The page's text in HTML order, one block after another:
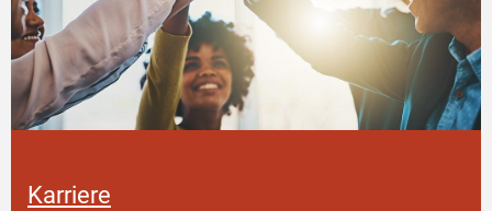
Karriere